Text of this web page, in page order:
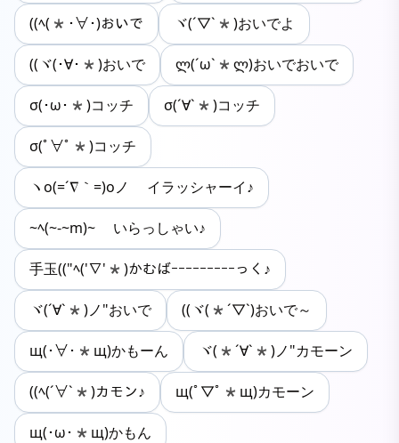
((ﾍ(*･∀･)おいで ヾ(´▽`*)おいでよ
((ヾ(･∀･*)おいで ლ(´ω`*ლ)おいでおいで
σ(･ω･*)コッチ σ(´∀`*)コッチ
σ(ﾟ∀ﾟ*)コッチ
ヽo(=´∇｀=)oノ イラッシャーイ♪
~ﾍ(~-~m)~ いらっしゃい♪
手玉(("ﾍ('∇'*)かむばｰｰｰｰｰｰｰｰｰっく♪
ヾ(´∀`*)ノ"おいで ((ヾ(*´▽`)おいで～
щ(･∀･*щ)かもーん ヾ(*´∀`*)ノ"カモーン
((ﾍ(´∀`*)カモン♪ щ(ﾟ▽ﾟ*щ)カモーン
щ(･ω･*щ)かもん